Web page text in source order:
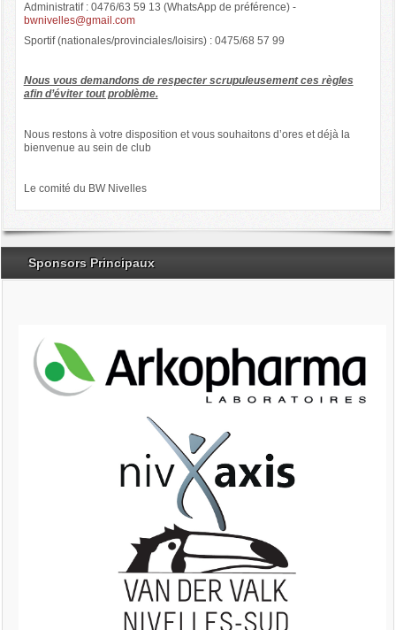
Administratif : 0476/63 59 13 (WhatsApp de préférence) -
bwnivelles@gmail.com
Sportif (nationales/provinciales/loisirs) : 0475/68 57 99
Nous vous demandons de respecter scrupuleusement ces règles
afin d’éviter tout problème.
Nous restons à votre disposition et vous souhaitons d’ores et déjà la
bienvenue au sein de club
Le comité du BW Nivelles
Sponsors Principaux